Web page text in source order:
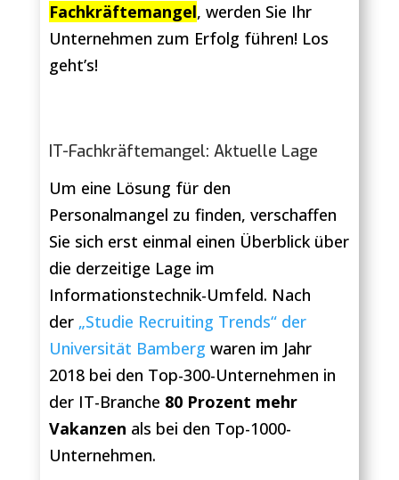
Fachkräftemangel, werden Sie Ihr
Unternehmen zum Erfolg führen! Los
geht’s!
IT-Fachkräftemangel: Aktuelle Lage
Um eine Lösung für den
Personalmangel zu finden, verschaffen
Sie sich erst einmal einen Überblick über
die derzeitige Lage im
Informationstechnik-Umfeld. Nach
der „Studie Recruiting Trends“ der
Universität Bamberg waren im Jahr
2018 bei den Top-300-Unternehmen in
der IT-Branche 80 Prozent mehr
Vakanzen als bei den Top-1000-
Unternehmen.